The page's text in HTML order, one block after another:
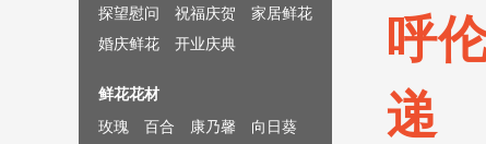
呼
递
探望慰问
祝福庆贺
家居鲜花
婚庆鲜花
开业庆典
鲜花花材
玫瑰
百合 康乃馨
向日葵